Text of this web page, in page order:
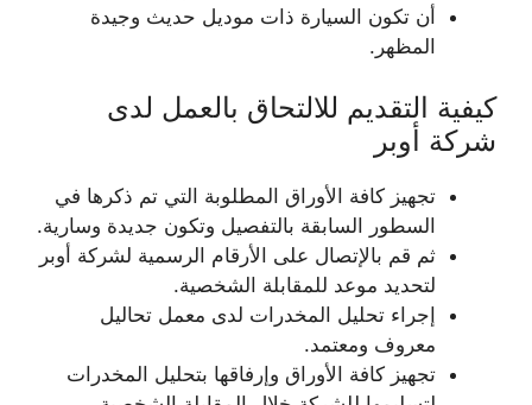
أن تكون السيارة ذات موديل حديث وجيدة
المظهر.
كيفية التقديم للالتحاق بالعمل لدى
شركة أوبر
تجهيز كافة الأوراق المطلوبة التي تم ذكرها في
السطور السابقة بالتفصيل وتكون جديدة وسارية.
ثم قم بالإتصال على الأرقام الرسمية لشركة أوبر
لتحديد موعد للمقابلة الشخصية.
إجراء تحليل المخدرات لدى معمل تحاليل
معروف ومعتمد.
تجهيز كافة الأوراق وإرفاقها بتحليل المخدرات